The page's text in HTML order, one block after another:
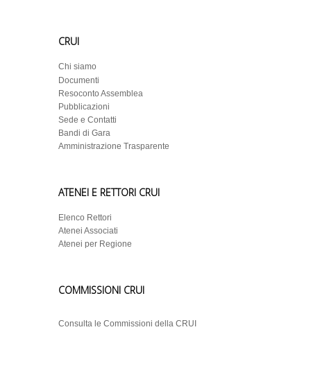
CRUI
Chi siamo
Documenti
Resoconto Assemblea
Pubblicazioni
Sede e Contatti
Bandi di Gara
Amministrazione Trasparente
ATENEI E RETTORI CRUI
Elenco Rettori
Atenei Associati
Atenei per Regione
COMMISSIONI CRUI
Consulta le Commissioni della CRUI